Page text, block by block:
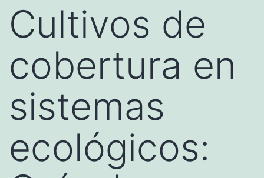
Cultivos de
cobertura en
sistemas
ecológicos: